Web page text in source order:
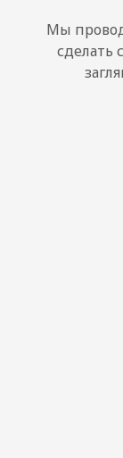
Мы
сделать